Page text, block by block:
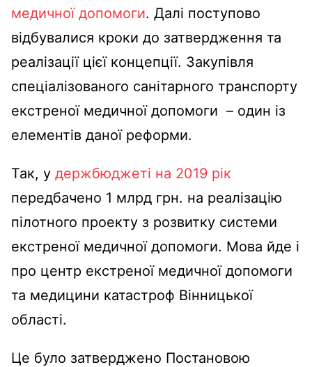
медичної допомоги. Далі поступово
відбувалися кроки до затвердження та
реалізації цієї концепції. Закупівля
спеціалізованого санітарного транспорту
екстреної медичної допомоги – один із
елементів даної реформи.
Так, у держбюджеті на 2019 рік
передбачено 1 млрд грн. на реалізацію
пілотного проекту з розвитку системи
екстреної медичної допомоги. Мова йде і
про центр екстреної медичної допомоги
та медицини катастроф Вінницької
області.
Це було затверджено Постановою